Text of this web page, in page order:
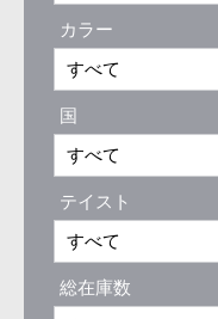
カラー
国
テイスト
総在庫数